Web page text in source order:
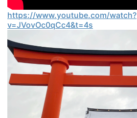
https://www.youtube.com/watch?
v=JVovOc0qCc4&t=4s